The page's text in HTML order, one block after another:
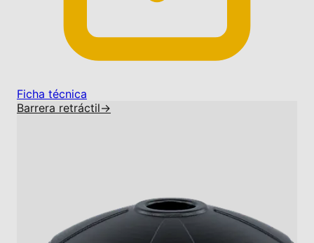
Ficha técnica
Barrera retráctil→